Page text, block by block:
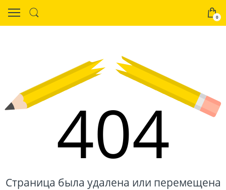
0
404
Страница была удалена или перемещена